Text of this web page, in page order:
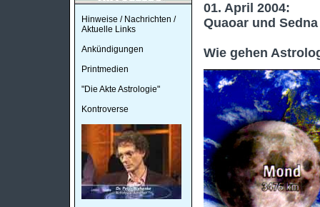
Hinweise / Nachrichten /
Aktuelle Links
Ankündigungen
Printmedien
"Die Akte Astrologie"
Kontroverse
01. April 2004:
Quaoar und
Wie gehen